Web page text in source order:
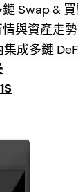
鏈 Swap &
情與資產走勢
集成多鏈